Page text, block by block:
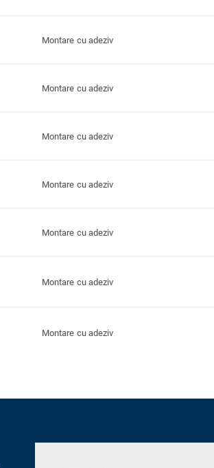
Montare cu adeziv
Montare cu adeziv
Montare cu adeziv
Montare cu adeziv
Montare cu adeziv
Montare cu adeziv
Montare cu adeziv